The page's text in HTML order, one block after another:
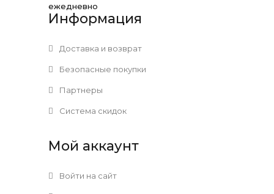
ежедневно
Информация
Доставка и возврат
Безопасные покупки
Партнеры
Система скидок
Мой аккаунт
Войти на сайт